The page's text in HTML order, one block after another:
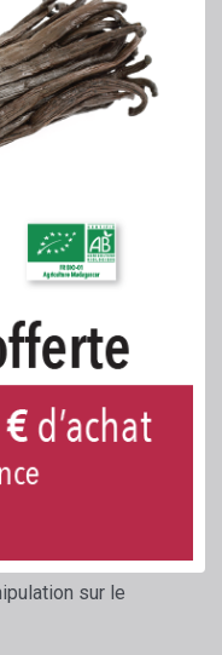
sont d'origine
Yaourt,
ouverture et
face
la vision de la
exposées et
sur le